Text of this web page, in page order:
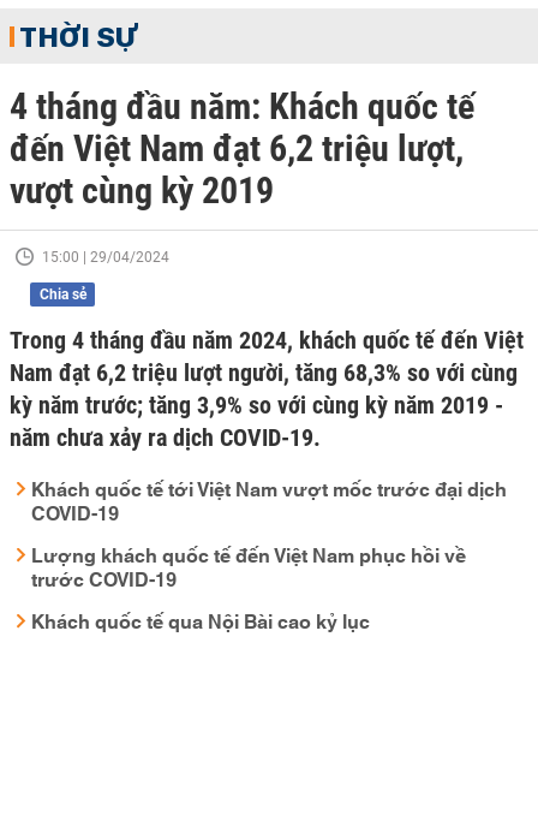
THỜI SỰ
4 tháng đầu năm: Khách quốc tế
đến Việt Nam đạt 6,2 triệu lượt,
vượt cùng kỳ 2019
15:00 | 29/04/2024
Chia sẻ
Trong 4 tháng đầu năm 2024, khách quốc tế đến Việt
Nam đạt 6,2 triệu lượt người, tăng 68,3% so với cùng
kỳ năm trước; tăng 3,9% so với cùng kỳ năm 2019 -
năm chưa xảy ra dịch COVID-19.
Khách quốc tế tới Việt Nam vượt mốc trước đại dịch
COVID-19
Lượng khách quốc tế đến Việt Nam phục hồi về
trước COVID-19
Khách quốc tế qua Nội Bài cao kỷ lục